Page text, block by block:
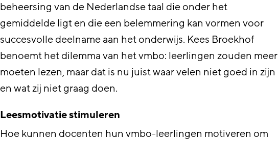
beheersing van de Nederlandse taal die onder het
gemiddelde ligt en die een belemmering kan vormen voor
succesvolle deelname aan het onderwijs. Kees Broekhof
benoemt het dilemma van het vmbo: leerlingen zouden meer
moeten lezen, maar dat is nu juist waar velen niet goed in zijn
en wat zij niet graag doen.
Leesmotivatie stimuleren
Hoe kunnen docenten hun vmbo-leerlingen motiveren om